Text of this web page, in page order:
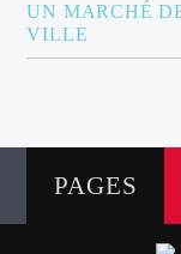
UN MARCHÉ
VILLE
PAGES